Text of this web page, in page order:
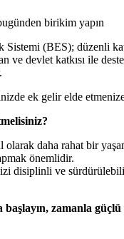
birikim yapın
Sistemi (BES); düzenli
ve devlet katkısı ile
ek gelir elde etmenize
olarak daha rahat bir
önemlidir.
disiplinli ve
başlayın, zamanla